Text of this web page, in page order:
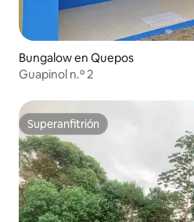
Bungalow en Quepos
Guapinol n.º 2
Superanfitrión
Superanfitrión